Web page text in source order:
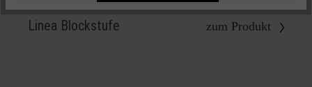
Linea Blockstufe zum Produkt